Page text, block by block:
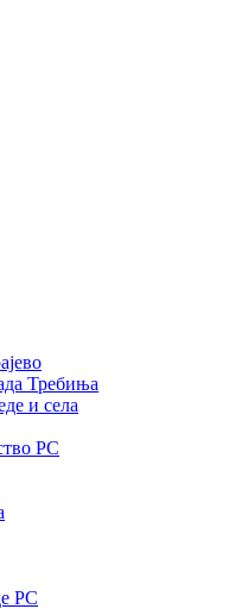
Требиња
и села
РС
РС